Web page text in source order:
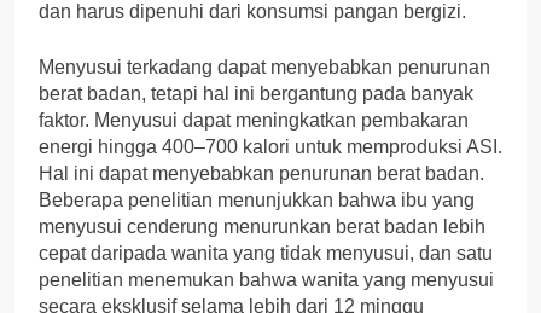
dan harus dipenuhi dari konsumsi pangan bergizi.
Menyusui terkadang dapat menyebabkan penurunan
berat badan, tetapi hal ini bergantung pada banyak
faktor. Menyusui dapat meningkatkan pembakaran
energi hingga 400–700 kalori untuk memproduksi ASI.
Hal ini dapat menyebabkan penurunan berat badan.
Beberapa penelitian menunjukkan bahwa ibu yang
menyusui cenderung menurunkan berat badan lebih
cepat daripada wanita yang tidak menyusui, dan satu
penelitian menemukan bahwa wanita yang menyusui
secara eksklusif selama lebih dari 12 minggu